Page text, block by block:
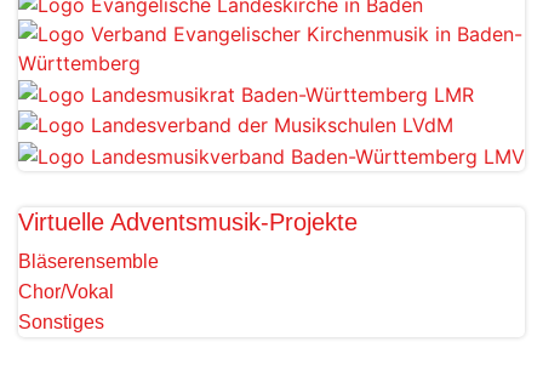
Virtuelle Adventsmusik-Projekte
Bläserensemble
Chor/Vokal
Sonstiges